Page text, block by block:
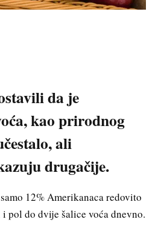
da je
kao prirodnog
ali
drugačije.
12% Amerikanaca redovito
pol do dvije šalice voća dnevno.